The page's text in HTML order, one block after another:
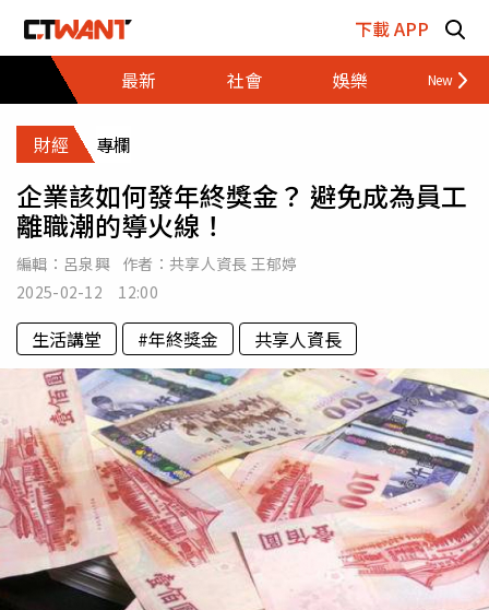
下載 APP
最新
社會 娛樂 財經
財經 專欄
企業該如何發年終獎金？ 避免成為員工
離職潮的導火線！
編輯： 呂泉興 作者：共享人資長 王郁婷
2025-02-12 12:00
生活講堂 #年終獎金 共享人資長